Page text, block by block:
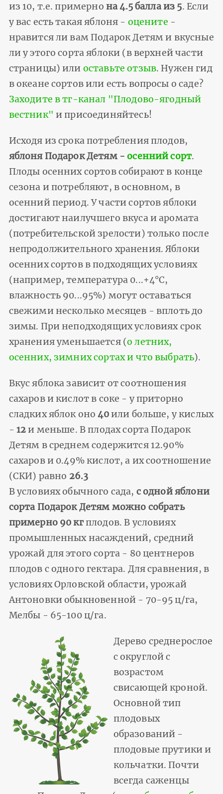
из 10, т.е. примерно на 4.5 балла из 5. Если
у вас есть такая яблоня - оцените -
нравится ли вам Подарок Детям и вкусные
ли у этого сорта яблоки (в верхней части
страницы) или оставьте отзыв. Нужен гид
в океане сортов или есть вопросы о саде?
Заходите в тг-канал "Плодово-ягодный
вестник" и присоединяйтесь!
Исходя из срока потребления плодов,
яблоня Подарок Детям -осенний сорт.
Плоды осенних сортов собирают в конце
сезона и потребляют, в основном, в
осенний период. У части сортов яблоки
достигают наилучшего вкуса и аромата
(потребительской зрелости) только после
непродолжительного хранения. Яблоки
осенних сортов в подходящих условиях
(например, температура 0...+4°С,
влажность 90...95%) могут оставаться
свежими несколько месяцев - вплоть до
зимы. При неподходящих условиях срок
хранения уменьшается (о летних,
осенних, зимних сортах и что выбрать).
Вкус яблока зависит от соотношения
сахаров и кислот в соке - у приторно
сладких яблок оно40или больше, у кислых
- 12и меньше. В плодах сорта Подарок
Детям в среднем содержится 12.90%
сахаров и 0.49% кислот, а их соотношение
(СКИ) равно 26.3
В условиях обычного сада, с одной яблони
сорта Подарок Детям можно собрать
примерно 90 кгплодов. В условиях
промышленных насаждений, средний
урожай для этого сорта - 80 центнеров
плодов с одного гектара. Для сравнения, в
условиях Орловской области, урожай
Антоновки обыкновенной - 70-95 ц/га,
Мелбы - 65-100 ц/га.
Дерево среднерослое
с округлой с
возрастом
свисающей кроной.
Основной тип
плодовых
образований -
плодовые прутики и
кольчатки. Почти
всегда саженцы